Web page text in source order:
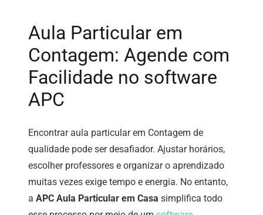
Aula Particular em
Contagem: Agende com
Facilidade no software
APC
Encontrar aula particular em Contagem de
qualidade pode ser desafiador. Ajustar horários,
escolher professores e organizar o aprendizado
muitas vezes exige tempo e energia. No entanto,
a APC Aula Particular em Casa simplifica todo